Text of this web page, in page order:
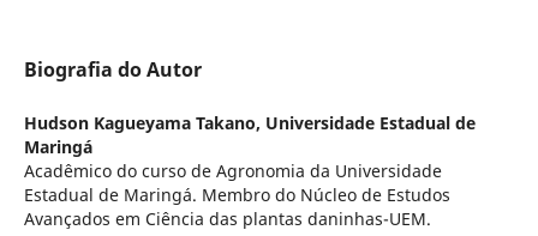
Biografia do Autor
Hudson Kagueyama Takano, Universidade Estadual de
Maringá
Acadêmico do curso de Agronomia da Universidade
Estadual de Maringá. Membro do Núcleo de Estudos
Avançados em Ciência das plantas daninhas-UEM.